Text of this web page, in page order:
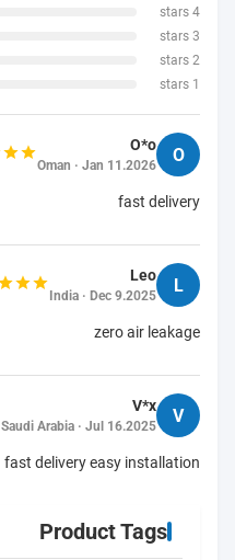
4 stars
3 stars
2 stars
1 stars
O
O*o
Oman · Jan 11.2026
fast delivery
L
Leo
India · Dec 9.2025
zero air leakage
V
V*x
Saudi Arabia · Jul 16.2025
fast delivery easy installation
Product Tags